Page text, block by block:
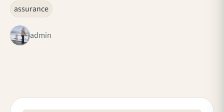
assurance
admin